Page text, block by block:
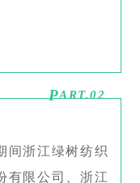
PART.02
间浙江绿树纺织
有限公司、浙江